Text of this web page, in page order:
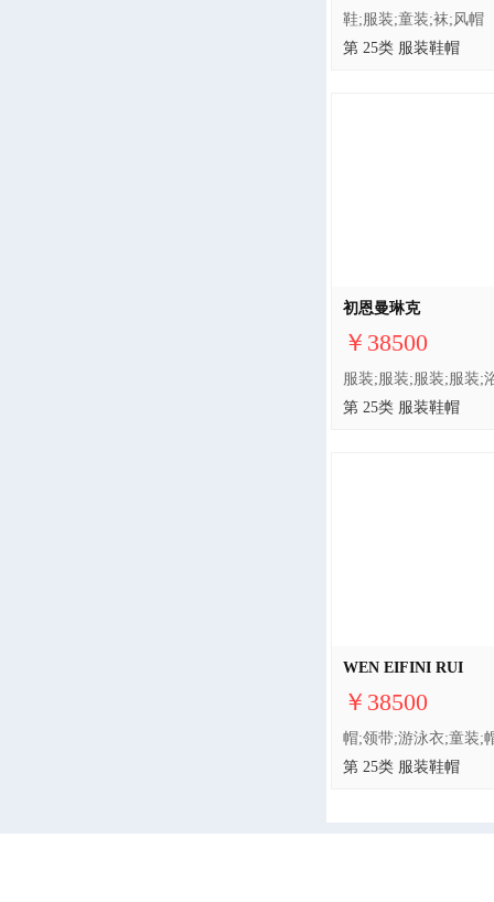
第 25类 服装鞋帽
初恩曼琳克
￥38500
第 25类 服装鞋帽
WEN EIFINI RUI
￥38500
第 25类 服装鞋帽